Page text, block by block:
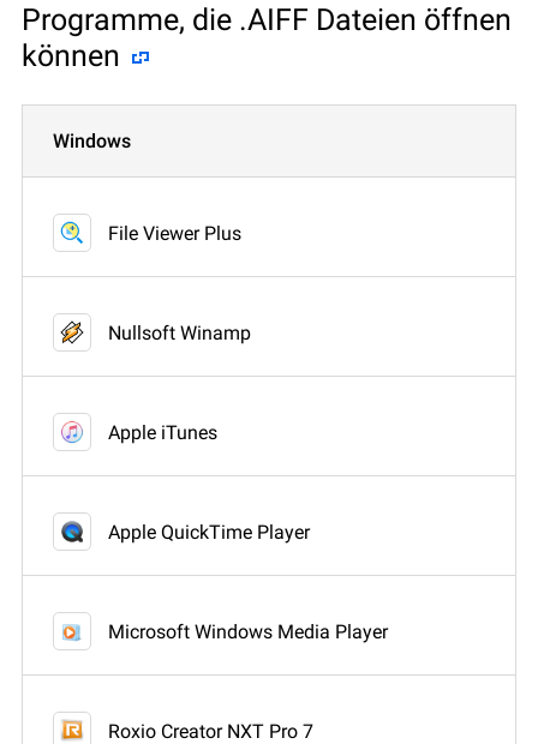
Programme, die .AIFF Dateien öffnen
können
Windows
File Viewer Plus
Nullsoft Winamp
Apple iTunes
Apple QuickTime Player
Microsoft Windows Media Player
Roxio Creator NXT Pro 7